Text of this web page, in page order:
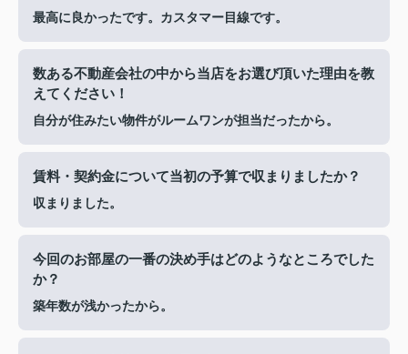
最高に良かったです。カスタマー目線です。
数ある不動産会社の中から当店をお選び頂いた理由を教
えてください！
自分が住みたい物件がルームワンが担当だったから。
賃料・契約金について当初の予算で収まりましたか？
収まりました。
今回のお部屋の一番の決め手はどのようなところでした
か？
築年数が浅かったから。